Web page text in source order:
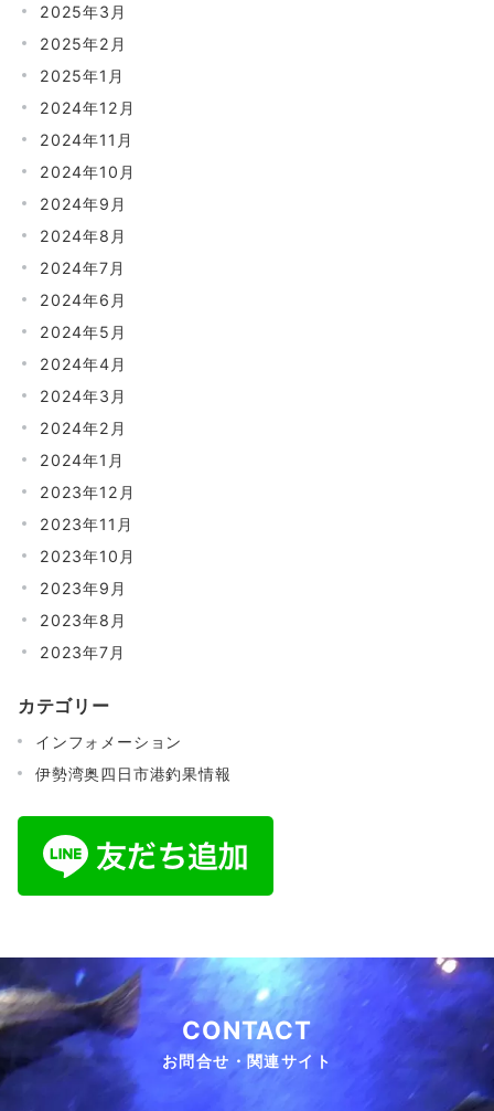
2025年3月
2025年2月
2025年1月
2024年12月
2024年11月
2024年10月
2024年9月
2024年8月
2024年7月
2024年6月
2024年5月
2024年4月
2024年3月
2024年2月
2024年1月
2023年12月
2023年11月
2023年10月
2023年9月
2023年8月
2023年7月
カテゴリー
インフォメーション
伊勢湾奥四日市港釣果情報
CONTACT
お問合せ・関連サイト